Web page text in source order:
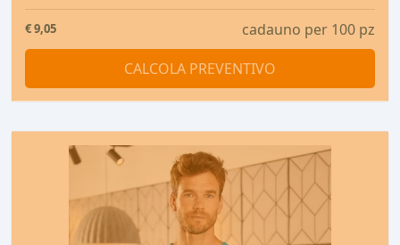
€9,05
cadauno per 100 pz
CALCOLA PREVENTIVO